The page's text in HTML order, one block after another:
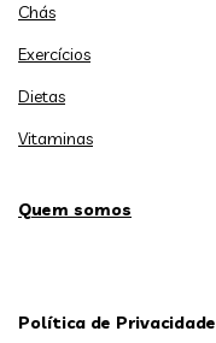
Chás
Exercícios
Dietas
Vitaminas
Quem somos
Política de Privacidade